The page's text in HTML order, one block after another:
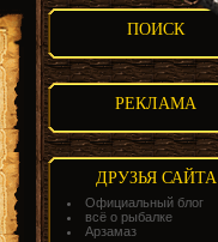
ПОИСК
РЕКЛАМА
ДРУЗЬЯ САЙТА
Официальный блог
всё о рыбалке
Арзамаз